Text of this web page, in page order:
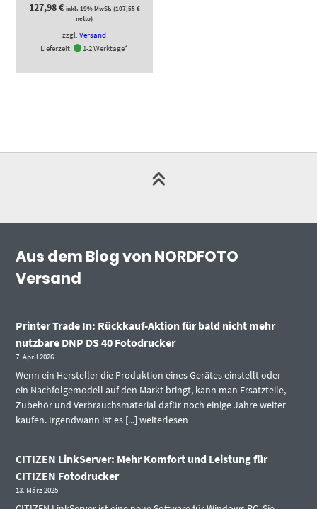
127,98€ inkl. 19% MwSt. (107,55€
netto)
zzgl.Versand
Lieferzeit:
1-2 Werktage*
Aus dem Blog von NORDFOTO
Versand
Printer Trade In: Rückkauf-Aktion für bald nicht mehr
nutzbare DNP DS 40 Fotodrucker
7. April 2026
Wenn ein Hersteller die Produktion eines Gerätes einstellt oder
ein Nachfolgemodell auf den Markt bringt, kann man Ersatzteile,
Zubehör und Verbrauchsmaterial dafür noch einige Jahre weiter
kaufen. Irgendwann ist es [...]weiterlesen
CITIZEN LinkServer: Mehr Komfort und Leistung für
CITIZEN Fotodrucker
13. März 2025